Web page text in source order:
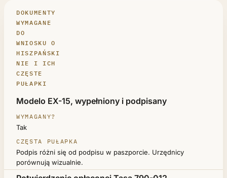
DOKUMENTY
WYMAGANE
DO
WNIOSKU O
HISZPAŃSKI
NIE I ICH
CZĘSTE
PUŁAPKI
DOKUMENT
WYMAGANY?
CZĘSTA PUŁAPKA
Modelo EX-15, wypełniony i podpisany
Tak
Podpis różni się od podpisu w paszporcie. Urzędnicy
porównują wizualnie.